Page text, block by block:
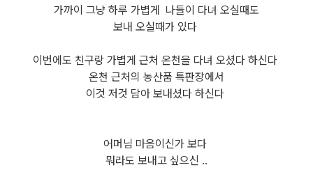
가까이 그냥 하루 가볍게 나들이 다녀 오실때도
보내 오실때가 있다
이번에도 친구랑 가볍게 근처 온천을 다녀 오셨다 하신다
온천 근처의 농산품 특판장에서
이것 저것 담아 보내셨다 하신다
어머님 마음이신가 보다
뭐라도 보내고 싶으신 ..